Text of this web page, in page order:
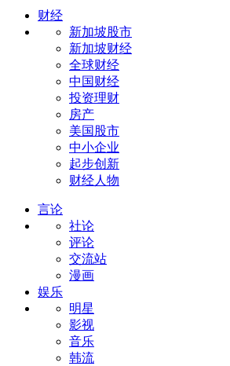
财经
新加坡股市
新加坡财经
全球财经
中国财经
投资理财
房产
美国股市
中小企业
起步创新
财经人物
言论
社论
评论
交流站
漫画
娱乐
明星
影视
音乐
韩流